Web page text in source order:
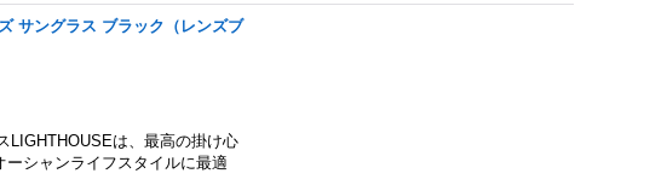
サングラス ブラック（レンズブ
は、最高の掛け心
シャンライフスタイルに最適